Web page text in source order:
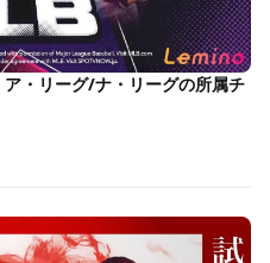
・リーグ/ナ・リーグの所属チ